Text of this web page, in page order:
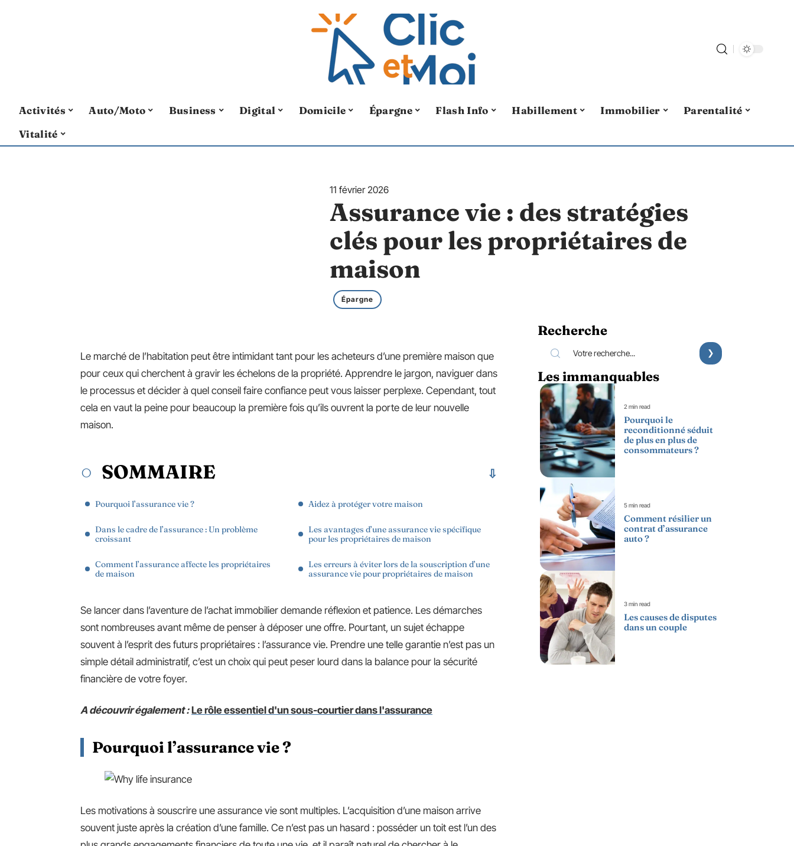
Activités Auto/Moto Business Digital Domicile Épargne Flash Info Habillement Immobilier
Parentalité
Vitalité
11 février 2026
Assurance vie : des stratégies
clés pour les propriétaires de
maison
Épargne
Le marché de l’habitation peut être intimidant tant pour les acheteurs d’une première maison que
pour ceux qui cherchent à gravir les échelons de la propriété. Apprendre le jargon, naviguer dans
le processus et décider à quel conseil faire confiance peut vous laisser perplexe. Cependant, tout
cela en vaut la peine pour beaucoup la première fois qu’ils ouvrent la porte de leur nouvelle
maison.
SOMMAIRE
Pourquoi l’assurance vie ?
Dans le cadre de l’assurance : Un problème
croissant
Comment l’assurance affecte les propriétaires
de maison
Aidez à protéger votre maison
Les avantages d’une assurance vie spécifique
pour les propriétaires de maison
Les erreurs à éviter lors de la souscription d’une
assurance vie pour propriétaires de maison
Se lancer dans l’aventure de l’achat immobilier demande réflexion et patience. Les démarches
sont nombreuses avant même de penser à déposer une offre. Pourtant, un sujet échappe
souvent à l’esprit des futurs propriétaires : l’assurance vie. Prendre une telle garantie n’est pas un
simple détail administratif, c’est un choix qui peut peser lourd dans la balance pour la sécurité
financière de votre foyer.
A découvrir également : Le rôle essentiel d'un sous-courtier dans l'assurance
Pourquoi l’assurance vie ?
Les motivations à souscrire une assurance vie sont multiples. L’acquisition d’une maison arrive
souvent juste après la création d’une famille. Ce n’est pas un hasard : posséder un toit est l’un des
Recherche
Les immanquables
2 min read
Pourquoi le
reconditionné séduit
de plus en plus de
consommateurs ?
5 min read
Comment résilier un
contrat d’assurance
auto ?
3 min read
Les causes de disputes
dans un couple